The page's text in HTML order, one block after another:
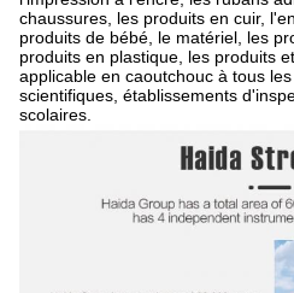
chaussures, les produits en cuir,
produits de bébé, le matériel, les
produits en plastique, les produits
applicable en caoutchouc à tous
scientifiques, établissements
scolaires.